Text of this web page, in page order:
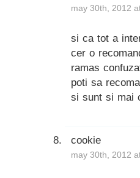
may 30th, 2012
si ca tot a
cer o
ramas
poti sa
si sunt si mai
cookie
may 30th, 2012